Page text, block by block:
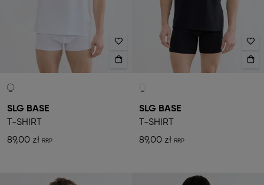
SLG BASE
T-SHIRT
89,00 zł
SLG BASE
T-SHIRT
89,00 zł